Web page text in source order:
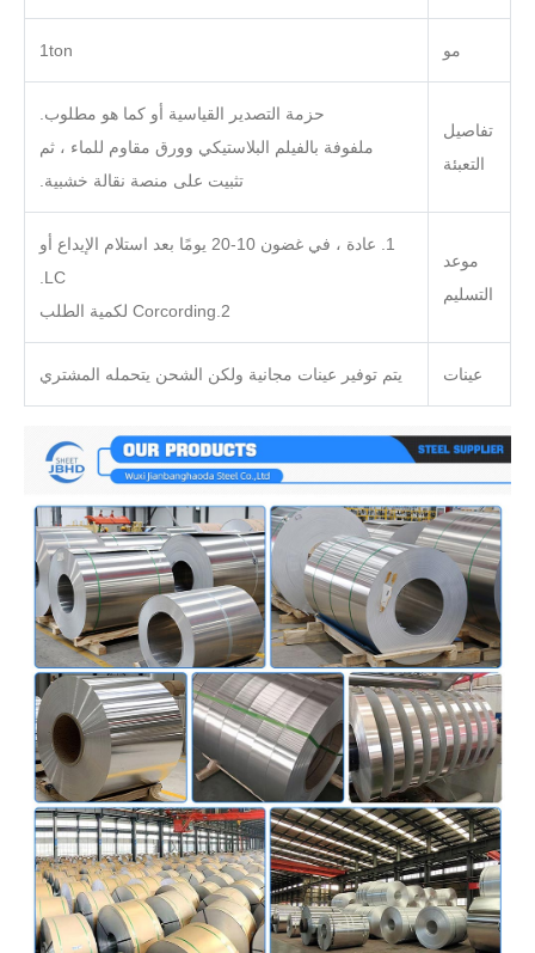
مو 1ton
تفاصيل
التعبئة
حزمة التصدير القياسية أو كما هو مطلوب.
ملفوفة بالفيلم البلاستيكي وورق مقاوم للماء ، ثم
تثبيت على منصة نقالة خشبية.
موعد
التسليم
1. عادة ، في غضون 10-20 يومًا بعد استلام الإيداع أو
LC.
2.Corcording لكمية الطلب
عينات يتم توفير عينات مجانية ولكن الشحن يتحمله المشتري